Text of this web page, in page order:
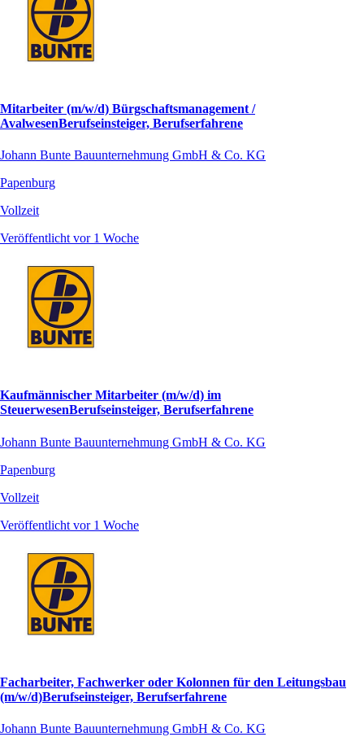
Mitarbeiter (m/w/d) Bürgschaftsmanagement /
AvalwesenBerufseinsteiger, Berufserfahrene
Johann Bunte Bauunternehmung GmbH & Co. KG
Papenburg
Vollzeit
Veröffentlicht vor 1 Woche
Kaufmännischer Mitarbeiter (m/w/d) im
SteuerwesenBerufseinsteiger, Berufserfahrene
Johann Bunte Bauunternehmung GmbH & Co. KG
Papenburg
Vollzeit
Veröffentlicht vor 1 Woche
Facharbeiter, Fachwerker oder Kolonnen für den Leitungsbau
(m/w/d)Berufseinsteiger, Berufserfahrene
Johann Bunte Bauunternehmung GmbH & Co. KG